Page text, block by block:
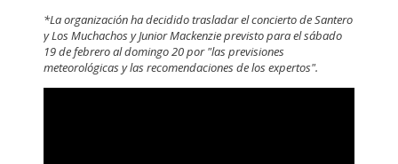
*La organización ha decidido trasladar el concierto de Santero
y Los Muchachos y Junior Mackenzie previsto para el sábado
19 de febrero al domingo 20 por "las previsiones
meteorológicas y las recomendaciones de los expertos".